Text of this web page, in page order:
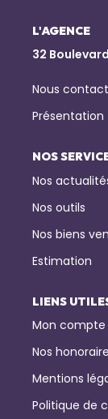
L'AGENCE
32
Nous
Présentation
NOS
Nos
Nos outils
Nos biens
Estimation
LIENS
Mon compte
Nos
Mentions
Politique de